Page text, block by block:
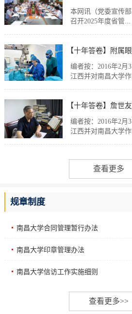
本网讯（党委宣传
召开2025年度省管...
【十年答卷】附属
编者按：2016年2月
江西并对南昌大学作
【十年答卷】詹世
编者按：2016年2月
江西并对南昌大学作
查看更多
规章制度
南昌大学合同管理暂行办法
南昌大学印章管理办法
南昌大学信访工作实施细则
查看更多>>